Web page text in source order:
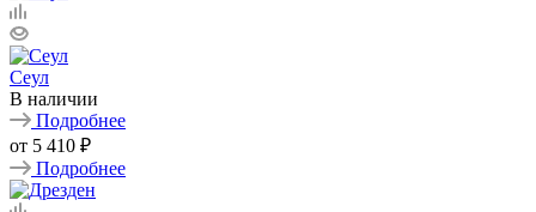
Сеул
В наличии
Подробнее
от 5 410 ₽
Подробнее